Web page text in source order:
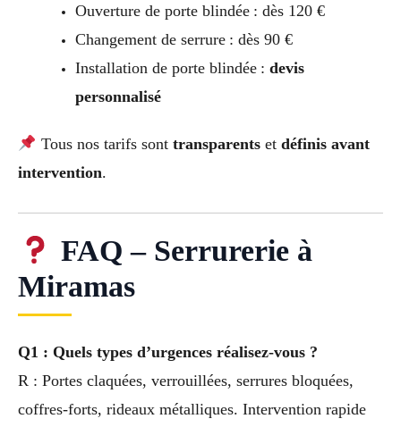
Ouverture de porte blindée : dès 120 €
Changement de serrure : dès 90 €
Installation de porte blindée : devis
personnalisé
Tous nos tarifs sont transparentset définis avant
intervention.
FAQ – Serrurerie à
Miramas
Q1 : Quels types d’urgences réalisez-vous ?
R : Portes claquées, verrouillées, serrures bloquées,
coffres-forts, rideaux métalliques. Intervention rapide